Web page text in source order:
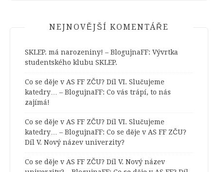
NEJNOVĚJŠÍ KOMENTÁŘE
SKLEP. má narozeniny! – BlogujnaFF: Vývrtka
studentského klubu SKLEP.
Co se děje v AS FF ZČU? Díl VI. Slučujeme
katedry… – BlogujnaFF: Co vás trápí, to nás
zajímá!
Co se děje v AS FF ZČU? Díl VI. Slučujeme
katedry… – BlogujnaFF: Co se děje v AS FF ZČU?
Díl V. Nový název univerzity?
Co se děje v AS FF ZČU? Díl V. Nový název